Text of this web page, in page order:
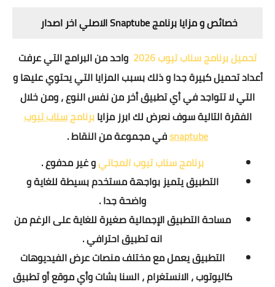
خصائص و مزايا برنامج Snaptube الاصلي اخر اصدار
تحميل برنامج سناب تيوب 2026
واحد من البرامج التي عرفت
أعداد تحميل كبيرة جدا و ذلك بسبب المزايا التي يحتوي عليها و
التي لا تتواجد في أي تطبيق أخر من نفس النوع ، ومن خلال
الفقرة التالية سوف نعرض لك ابرز مزايابرنامجسناب تيوب
snaptubeفي مجموعة من النقاط .
برنامج سناب تيوب المجانيو غير مدفوع .
التطبيق يتميز بواجهة مستخدم بسيطة للغاية و
واضحة جدا .
مساحة التطبيق الإجمالية صغيرة للغاية على الرغم من
انه تطبيق احترافي .
التطبيق يعمل مع مختلف منصات عرض الفيديوهات
كاليوتوب ، الانستغرام ، السنا بشات وأي موقع أو تطبيق